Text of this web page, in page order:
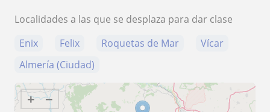
Localidades a las que se desplaza para dar clase
Enix
Felix Roquetas de Mar
Vícar
Almería (Ciudad)
+ −